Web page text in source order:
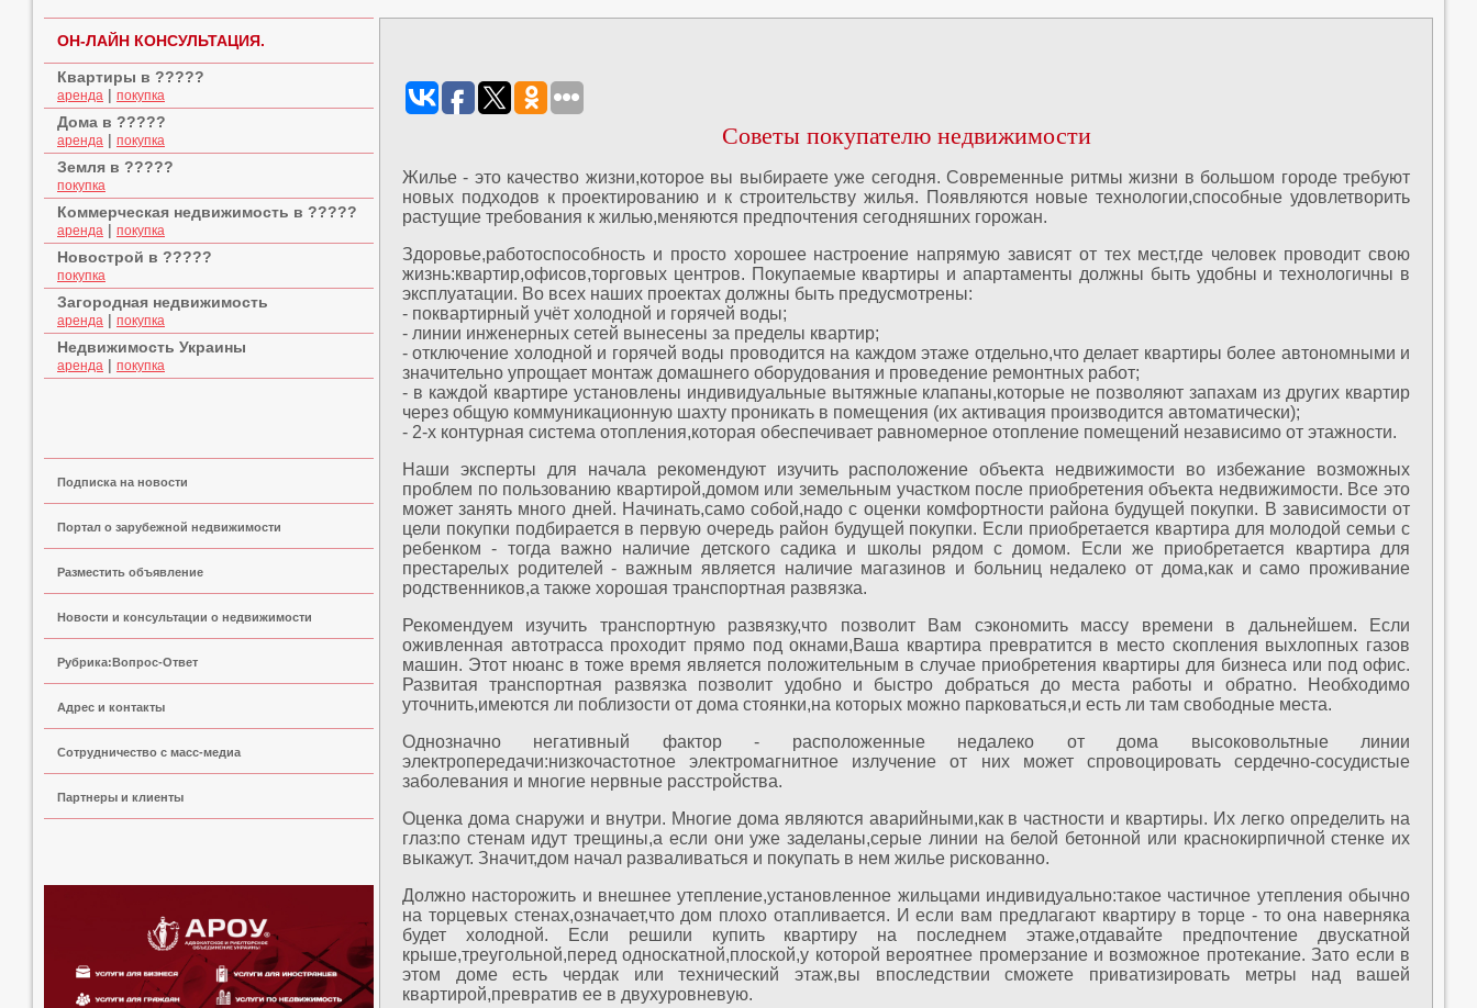
ОН-ЛАЙН КОНСУЛЬТАЦИЯ.
Квартиры в ?????
аренда | покупка
Дома в ?????
аренда | покупка
Земля в ?????
покупка
Коммерческая недвижимость в ?????
аренда | покупка
Новострой в ?????
покупка
Загородная недвижимость
аренда | покупка
Недвижимость Украины
аренда | покупка
Подписка на новости
Портал о зарубежной недвижимости
Разместить объявление
Новости и консультации о недвижимости
Рубрика:Вопрос-Ответ
Адрес и контакты
Сoтрудничество с масс-медиа
Партнеры и клиенты
Советы покупателю недвижимости
Жилье - это качество жизни,которое вы выбираете уже сегодня. Современные ритмы жизни в большом городе требуют
новых подходов к проектированию и к строительству жилья. Появляются новые технологии,способные удовлетворить
растущие требования к жилью,меняются предпочтения сегодняшних горожан.
Здоровье,работоспособность и просто хорошее настроение напрямую зависят от тех мест,где человек проводит свою
жизнь:квартир,офисов,торговых центров. Покупаемые квартиры и апартаменты должны быть удобны и технологичны в
эксплуатации. Во всех наших проектах должны быть предусмотрены:
- поквартирный учёт холодной и горячей воды;
- линии инженерных сетей вынесены за пределы квартир;
- отключение холодной и горячей воды проводится на каждом этаже отдельно,что делает квартиры более автономными и
значительно упрощает монтаж домашнего оборудования и проведение ремонтных работ;
- в каждой квартире установлены индивидуальные вытяжные клапаны,которые не позволяют запахам из других квартир
через общую коммуникационную шахту проникать в помещения (их активация производится автоматически);
- 2-х контурная система отопления,которая обеспечивает равномерное отопление помещений независимо от этажности.
Наши эксперты для начала рекомендуют изучить расположение объекта недвижимости во избежание возможных
проблем по пользованию квартирой,домом или земельным участком после приобретения объекта недвижимости. Все это
может занять много дней. Начинать,само собой,надо с оценки комфортности района будущей покупки. В зависимости от
цели покупки подбирается в первую очередь район будущей покупки. Если приобретается квартира для молодой семьи с
ребенком - тогда важно наличие детского садика и школы рядом с домом. Если же приобретается квартира для
престарелых родителей - важным является наличие магазинов и больниц недалеко от дома,как и само проживание
родственников,а также хорошая транспортная развязка.
Рекомендуем изучить транспортную развязку,что позволит Вам сэкономить массу времени в дальнейшем. Если
оживленная автотрасса проходит прямо под окнами,Ваша квартира превратится в место скопления выхлопных газов
машин. Этот нюанс в тоже время является положительным в случае приобретения квартиры для бизнеса или под офис.
Развитая транспортная развязка позволит удобно и быстро добраться до места работы и обратно. Необходимо
уточнить,имеются ли поблизости от дома стоянки,на которых можно парковаться,и есть ли там свободные места.
Однозначно негативный фактор - расположенные недалеко от дома высоковольтные линии
электропередачи:низкочастотное электромагнитное излучение от них может спровоцировать сердечно-сосудистые
заболевания и многие нервные расстройства.
Оценка дома снаружи и внутри. Многие дома являются аварийными,как в частности и квартиры. Их легко определить на
глаз:по стенам идут трещины,а если они уже заделаны,серые линии на белой бетонной или краснокирпичной стенке их
выкажут. Значит,дом начал разваливаться и покупать в нем жилье рискованно.
Должно насторожить и внешнее утепление,установленное жильцами индивидуально:такое частичное утепления обычно
на торцевых стенах,означает,что дом плохо отапливается. И если вам предлагают квартиру в торце - то она наверняка
будет холодной. Если решили купить квартиру на последнем этаже,отдавайте предпочтение двускатной
крыше,треугольной,перед односкатной,плоской,у которой вероятнее промерзание и возможное протекание. Зато если в
этом доме есть чердак или технический этаж,вы впоследствии сможете приватизировать метры над вашей
квартирой,превратив ее в двухуровневую.